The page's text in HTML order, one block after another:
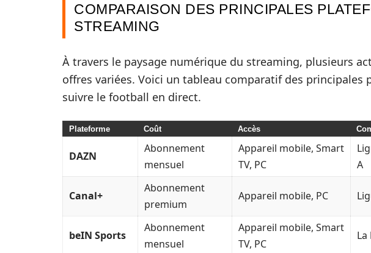
COMPARAISON DES PRINCIPALES
STREAMING
À travers le paysage numérique du streaming, plusieurs
offres variées. Voici un tableau comparatif des
suivre le football en direct.
Plateforme Coût Accès
DAZN
Abonnement
mensuel
Appareil mobile, Smart
TV, PC
A
Canal+
Abonnement
premium
Appareil mobile, PC
beIN Sports
Abonnement
mensuel
Appareil mobile, Smart
TV, PC
La